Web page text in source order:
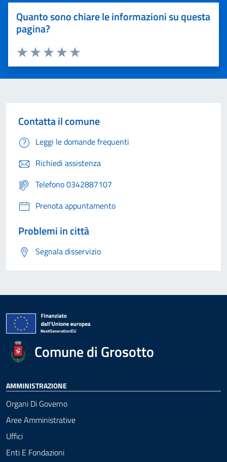
Quanto sono chiare le informazioni su questa
pagina?
Valuta 5 stelle su 5
Valuta 4 stelle su 5
Valuta 3 stelle su 5
Valuta 2 stelle su 5
Valuta 1 stelle su 5
Contatta il comune
Leggi le domande frequenti
Richiedi assistenza
Telefono 0342887107
Prenota appuntamento
Problemi in città
Segnala disservizio
Comune di Grosotto
AMMINISTRAZIONE
Organi Di Governo
Aree Amministrative
Uffici
Enti E Fondazioni